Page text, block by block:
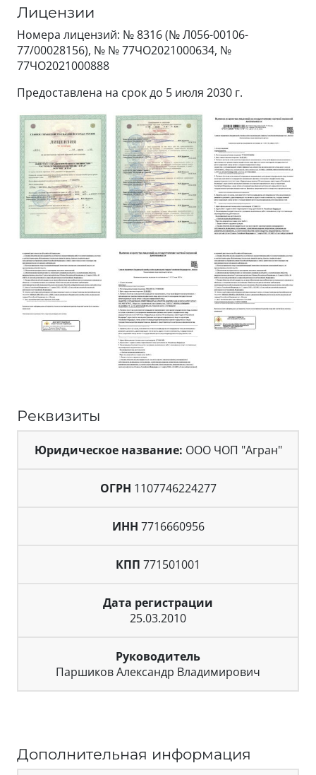
Лицензии
Номера лицензий: № 8316 (№ Л056-00106-
77/00028156), № № 77ЧО2021000634, №
77ЧО2021000888
Предоставлена на срок до 5 июля 2030 г.
Реквизиты
Юридическое название: ООО ЧОП "Агран"
ОГРН 1107746224277
ИНН 7716660956
КПП 771501001
Дата регистрации
25.03.2010
Руководитель
Паршиков Александр Владимирович
Дополнительная информация